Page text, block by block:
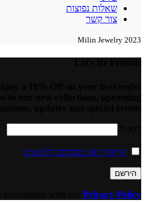
שאלות נפוצות
צור קשר
2023 Milin Jewelry
קראתי ואני מסכיםה לתנאים
Privacy Policy